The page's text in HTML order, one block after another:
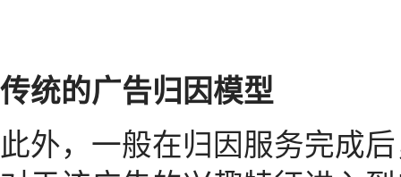
传统的广告归因模型
此外，一般在归因服务完成